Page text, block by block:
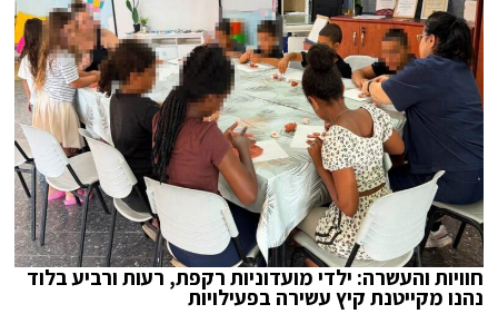
חוויות והעשרה: ילדי מועדוניות רקפת, רעות ורביע בלוד
נהנו מקייטנת קיץ עשירה בפעילויות